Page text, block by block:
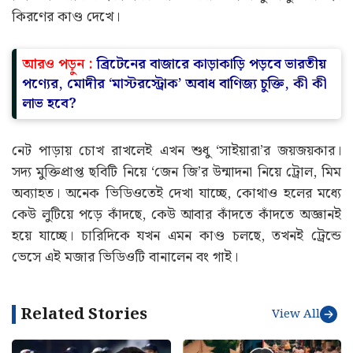
কিরণের কাণ্ড দেখে।
আরও পড়ুন :ব্রিটেনের বাজারে কাড়াকাড়ি পড়বে ভারতীয়
পণ্যের, মোদীর ‘মাস্টরস্ট্রোক’ অবাধ বাণিজ্য চুক্তি, কী কী
লাভ হবে?
নেট পাড়ায় চোখ রাখলেই এখন শুধু ‘সাইয়ারা’র জয়জয়কার।
সদ্য মুক্তিপ্রাপ্ত ছবিটি নিয়ে ‘জেন জি’র উন্মাদনা নিয়ে ট্রোল, মিম
অব্যাহত। অনেক ভিডিওতেই দেখা যাচ্ছে, কোথাও হলের মধ্যে
কেউ লুটিয়ে পড়ে কাঁদছে, কেউ আবার কাঁদতে কাঁদতে অজ্ঞানই
হয়ে যাচ্ছে। চারিদিকে যখন এমন কাণ্ড চলছে, তখনই ট্রেন্ডে
ভেসে এই মজার ভিডিওটি বানালেন বং গাই।
Related Stories View All